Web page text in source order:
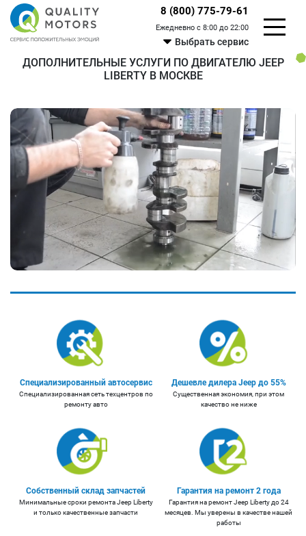
8 (800) 775-79-61
Ежедневно с 8:00 до 22:00
Выбрать сервис
ДОПОЛНИТЕЛЬНЫЕ УСЛУГИ ПО ДВИГАТЕЛЮ JEEP
LIBERTY В МОСКВЕ
Специализированный автосервис
Специализированная сеть техцентров по
ремонту авто
Дешевле дилера Jeep до 55%
Существенная экономия, при этом
качество не ниже
Собственный склад запчастей
Минимальные сроки ремонта Jeep Liberty
и только качественные запчасти
Гарантия на ремонт 2 года
Гарантия на ремонт Jeep Liberty до 24
месяцев. Мы уверены в качестве нашей
работы